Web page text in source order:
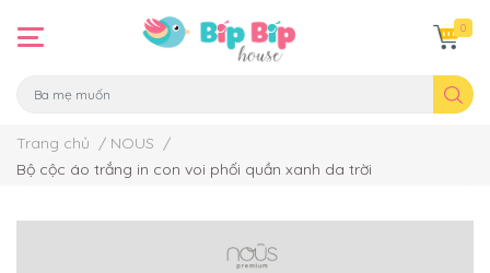
0
Trang chủ / NOUS /
Bộ cộc áo trắng in con voi phối quần xanh da trời